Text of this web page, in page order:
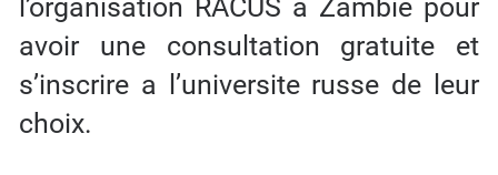
l’organisation RACUS a Zambie pour
avoir une consultation gratuite et
s’inscrire a l’universite russe de leur
choix.